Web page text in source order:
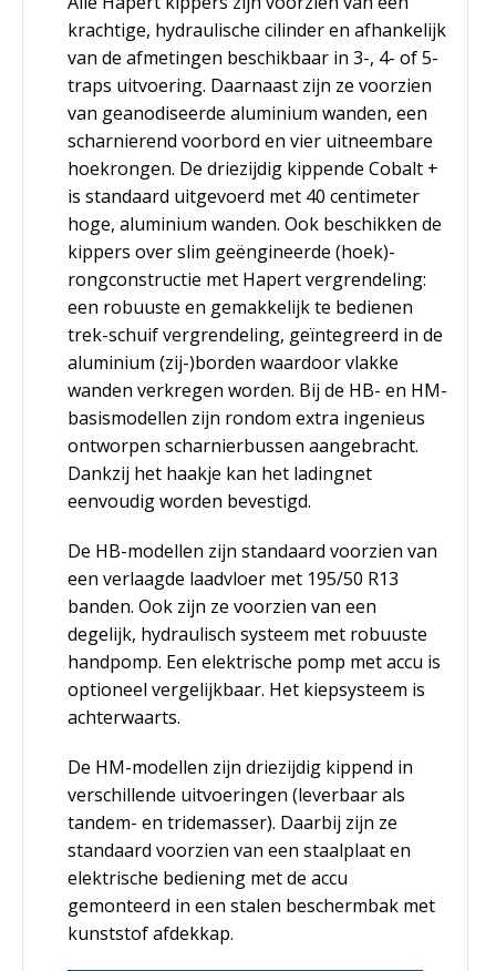
krachtige, hydraulische cilinder en afhankelijk
van de afmetingen beschikbaar in 3-, 4- of 5-
traps uitvoering. Daarnaast zijn ze voorzien
van geanodiseerde aluminium wanden, een
scharnierend voorbord en vier uitneembare
hoekrongen. De driezijdig kippende Cobalt +
is standaard uitgevoerd met 40 centimeter
hoge, aluminium wanden. Ook beschikken de
kippers over slim geëngineerde (hoek)-
rongconstructie met Hapert vergrendeling:
een robuuste en gemakkelijk te bedienen
trek-schuif vergrendeling, geïntegreerd in de
aluminium (zij-)borden waardoor vlakke
wanden verkregen worden. Bij de HB- en HM-
basismodellen zijn rondom extra ingenieus
ontworpen scharnierbussen aangebracht.
Dankzij het haakje kan het ladingnet
eenvoudig worden bevestigd.
De HB-modellen zijn standaard voorzien van
een verlaagde laadvloer met 195/50 R13
banden. Ook zijn ze voorzien van een
degelijk, hydraulisch systeem met robuuste
handpomp. Een elektrische pomp met accu is
optioneel vergelijkbaar. Het kiepsysteem is
achterwaarts.
De HM-modellen zijn driezijdig kippend in
verschillende uitvoeringen (leverbaar als
tandem- en tridemasser). Daarbij zijn ze
standaard voorzien van een staalplaat en
elektrische bediening met de accu
gemonteerd in een stalen beschermbak met
kunststof afdekkap.